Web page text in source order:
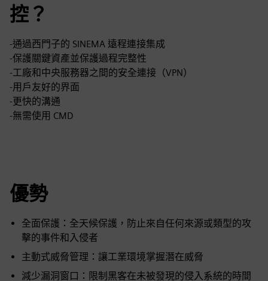
控？
-通過西門子的 SINEMA 遠程連接集成
-保護關鍵資產並保護過程完整性
-工廠和中央服務器之間的安全連接（VPN）
-用戶友好的界面
-更快的溝通
-無需使用 CMD
優勢
全面保護：全天候保護，防止來自任何來源或類型的攻
擊的事件和入侵者
主動式威脅管理：讓工業環境掌握潛在威脅
減少漏洞窗口：限制黑客在未被發現的侵入系統的時間